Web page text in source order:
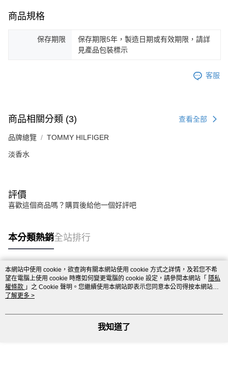
商品規格
保存期限
保存期限5年，製造日期或有效期限，請詳
見產品包裝標示
客服
商品相關分類 (3) 查看全部
品牌總覽 TOMMY HILFIGER
淡香水
評價
喜歡這個商品嗎？購買後給他一個好評吧
本分類熱銷全站排行
熱門標籤
本網站中使用 cookie，欲查詢有關本網站使用 cookie 方式之詳情，及若您不希
望在電腦上使用 cookie 時應如何變更電腦的 cookie 設定，請參閱本網站「 隱私
權條款 」之 Cookie 聲明。您繼續使用本網站即表示您同意本公司得按本網站使
用條款之 Cookie 聲明使用 cookie。
了解更多 >
我知道了